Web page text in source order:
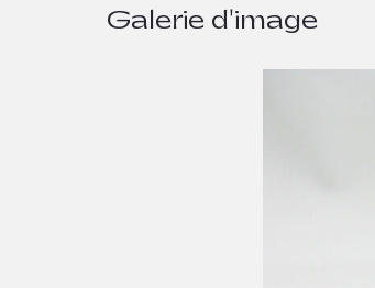
Galerie d'image